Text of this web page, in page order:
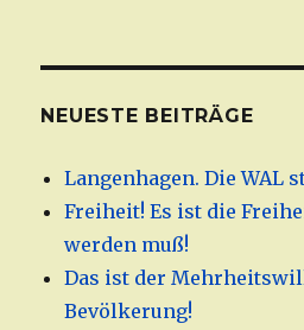
NEUESTE BEITRÄGE
Langenhagen. Die WAL
Freiheit! Es ist die
werden muß!
Das ist der
Bevölkerung!